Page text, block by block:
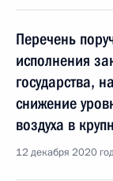
Перечень
исполнения
государства,
снижение
воздуха в
12 декабря 2020